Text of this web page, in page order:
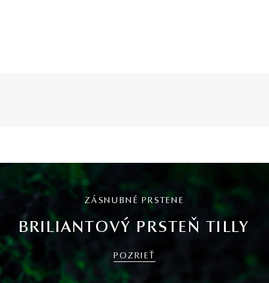
ZÁSNUBNÉ PRSTENE
BRILIANTOVÝ PRSTEŇ TILLY
POZRIEŤ